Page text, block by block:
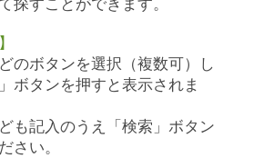
探すことができます。
のボタンを選択（複数可）し
ボタンを押すと表示されま
も記入のうえ「検索」ボタン
さい。